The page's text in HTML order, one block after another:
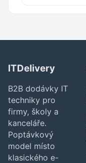
ITDelivery
B2B dodávky IT
techniky pro
firmy, školy a
kanceláře.
Poptávkový
model místo
klasického e-